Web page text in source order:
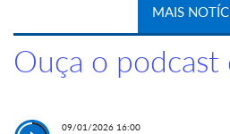
MAIS
Ouça o podcast
09/01/2026 16:00